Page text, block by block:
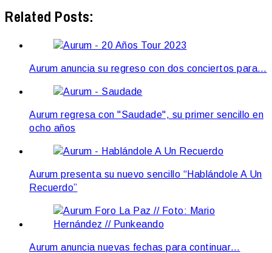
Related Posts:
Aurum anuncia su regreso con dos conciertos para…
Aurum regresa con "Saudade", su primer sencillo en
ocho años
Aurum presenta su nuevo sencillo “Hablándole A Un
Recuerdo”
Aurum anuncia nuevas fechas para continuar…